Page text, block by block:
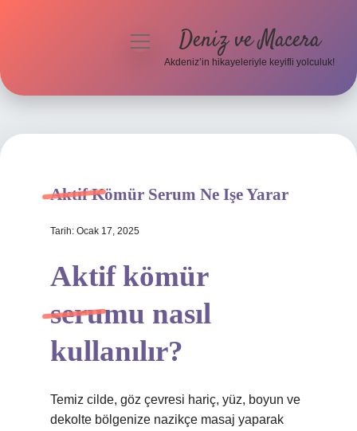
Hakkımızda
menüyü Deniz ve Macera
Akdeniz’in hikayeleriyle keyifli yolculuk!
Aktif Kömür Serum Ne Işe Yarar
Tarih: Ocak 17, 2025
Aktif kömür
serumu nasıl
kullanılır?
Temiz cilde, göz çevresi hariç, yüz, boyun ve
dekolte bölgenize nazikçe masaj yaparak